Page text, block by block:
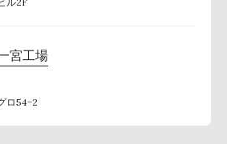
宮工場
ロ54−2